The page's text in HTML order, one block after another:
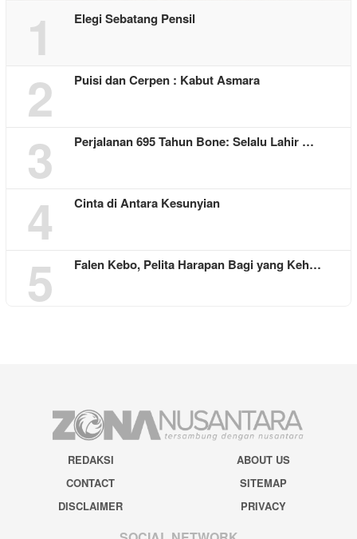
1 Elegi Sebatang Pensil
2 Puisi dan Cerpen : Kabut Asmara
3 Perjalanan 695 Tahun Bone: Selalu Lahir …
4 Cinta di Antara Kesunyian
5 Falen Kebo, Pelita Harapan Bagi yang Keh…
REDAKSI
ABOUT US
CONTACT
SITEMAP
DISCLAIMER
PRIVACY